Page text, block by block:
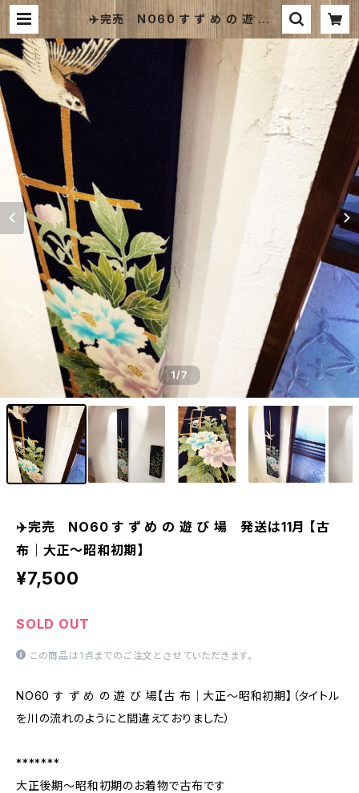
✈️完売 NO60 す ず め の 遊 び
場 発送は11月 【古 布｜大正～昭和
初期】 | 和風ファブリックパネルのお
店｜kimono board webshop ｜
キモノボードウェブショップは
1/7
✈️完売 NO60 す ず め の 遊 び 場 発送は11月 【古
布｜大正～昭和初期】
¥7,500
SOLD OUT
この商品は1点までのご注文とさせていただきます。
NO60 す ず め の 遊 び 場【古 布｜大正～昭和初期】（タイトル
を川の流れのようにと間違えておりました）
*******
大正後期～昭和初期のお着物で古布です